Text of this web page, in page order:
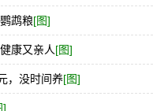
鹉粮[图]
康又亲人[图]
，没时间养[图]
]